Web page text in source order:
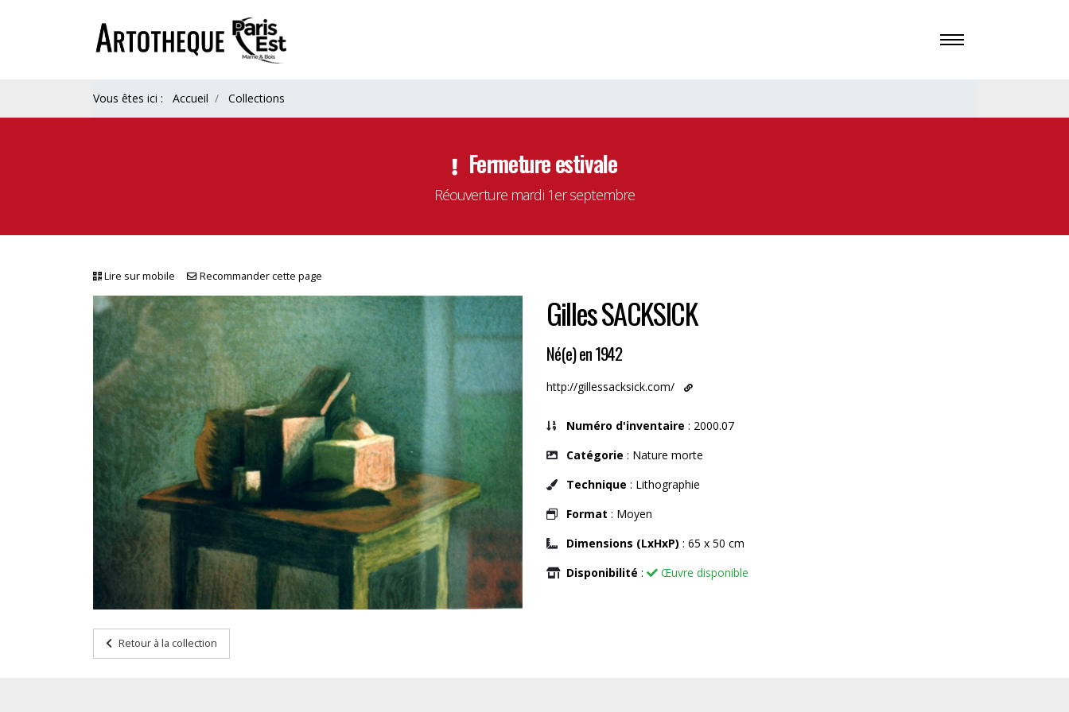
Vous êtes ici : Accueil Collections
Fermeture estivale
Réouverture mardi 1er septembre
Lire sur mobile Recommander cette page
Gilles SACKSICK
Né(e) en 1942
http://gillessacksick.com/
Numéro d'inventaire : 2000.07
Catégorie : Nature morte
Technique : Lithographie
Format : Moyen
Dimensions (LxHxP) : 65 x 50 cm
Disponibilité : Œuvre disponible
Retour à la collection